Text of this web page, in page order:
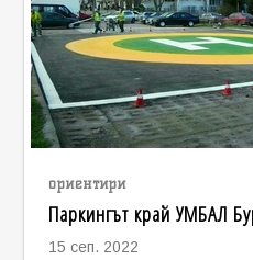
ориентири
Паркингът край УМБАЛ
15 сеп. 2022